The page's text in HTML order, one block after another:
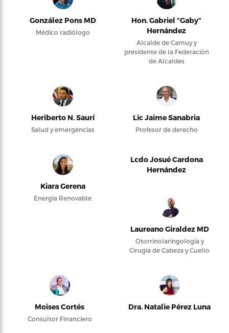
González Pons MD
Médico radiólogo
Hon. Gabriel “Gaby”
Hernández
Alcalde de Camuy y
presidente de la Federación
de Alcaldes
Heriberto N. Saurí
Salud y emergencias
Lic Jaime Sanabria
Profesor de derecho
Kiara Gerena
Energía Renovable
Lcdo Josué Cardona
Hernández
Laureano Giraldez MD
Otorrinolaringología y
Cirugía de Cabeza y Cuello
Moises Cortés
Consultor Financiero
Dra. Natalie Pérez Luna